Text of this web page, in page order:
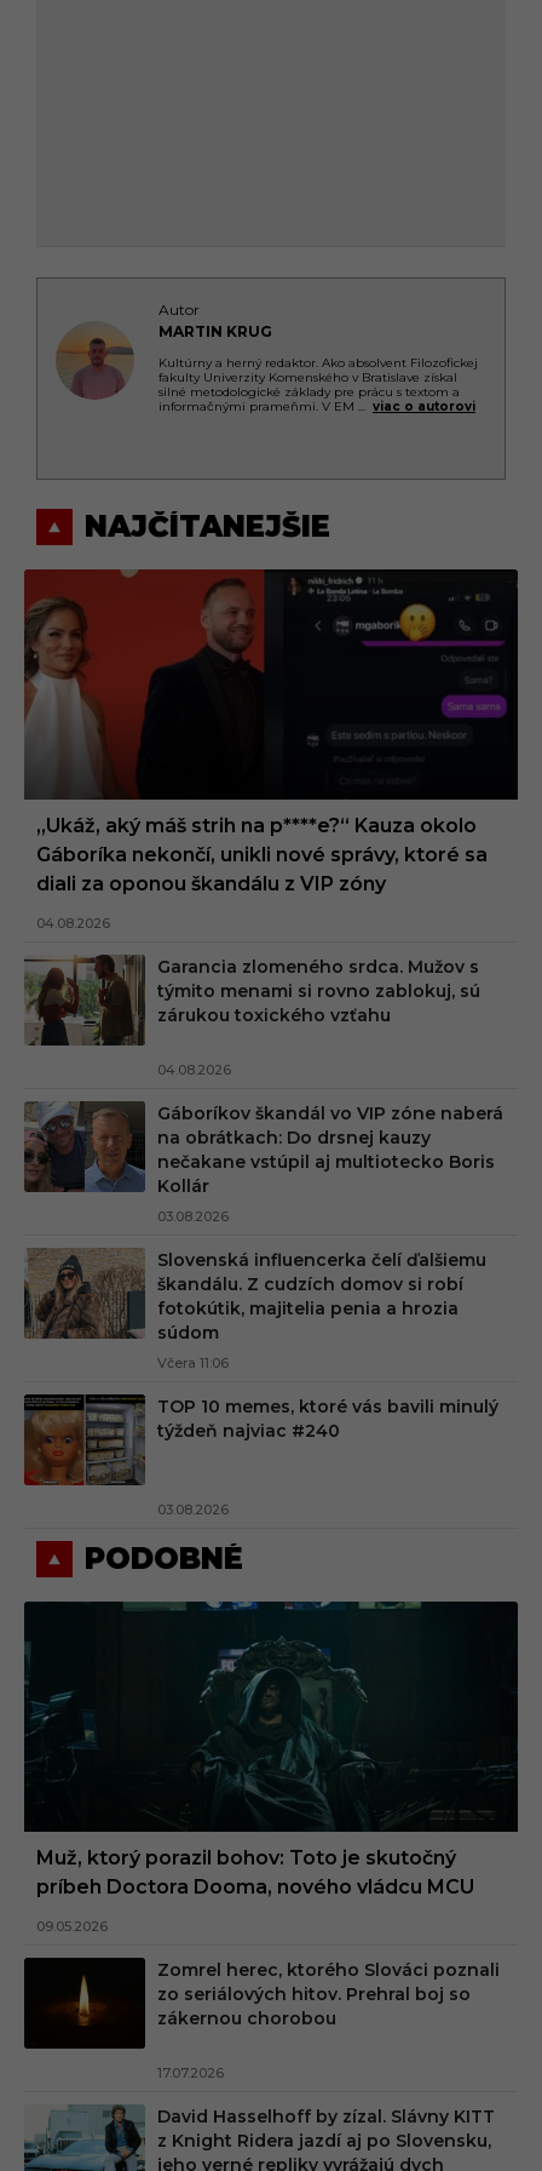
Autor
MARTIN KRUG
Kultúrny a herný redaktor. Ako absolvent Filozofickej
fakulty Univerzity Komenského v Bratislave získal
silné metodologické základy pre prácu s textom a
informačnými prameňmi. V EM ... viac o autorovi
NAJČÍTANEJŠIE
„Ukáž, aký máš strih na p****e?“ Kauza okolo
Gáboríka nekončí, unikli nové správy, ktoré sa
diali za oponou škandálu z VIP zóny
04.08.2026
Garancia zlomeného srdca. Mužov s
týmito menami si rovno zablokuj, sú
zárukou toxického vzťahu
04.08.2026
Gáboríkov škandál vo VIP zóne naberá
na obrátkach: Do drsnej kauzy
nečakane vstúpil aj multiotecko Boris
Kollár
03.08.2026
Slovenská influencerka čelí ďalšiemu
škandálu. Z cudzích domov si robí
fotokútik, majitelia penia a hrozia
súdom
Včera 11:06
TOP 10 memes, ktoré vás bavili minulý
týždeň najviac #240
03.08.2026
PODOBNÉ
Muž, ktorý porazil bohov: Toto je skutočný
príbeh Doctora Dooma, nového vládcu MCU
09.05.2026
Zomrel herec, ktorého Slováci poznali
zo seriálových hitov. Prehral boj so
zákernou chorobou
17.07.2026
David Hasselhoff by zízal. Slávny KITT
z Knight Ridera jazdí aj po Slovensku,
jeho verné repliky vyrážajú dych